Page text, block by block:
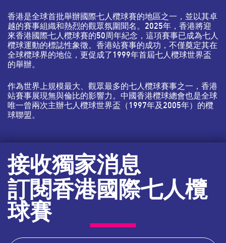
香港是全球首批舉辦國際七人欖球賽的地區之一，並以其卓
越的賽事組織和熱烈的觀眾氛圍聞名。2025年，香港將迎
來香港國際七人欖球賽的50周年紀念，這項賽事已成為七人
欖球運動的標誌性象徵。香港站賽事的成功，不僅奠定其在
全球欖球界的地位，更促成了1999年首屆七人欖球世界盃
的舉辦。
作為世界上規模最大、觀眾最多的七人欖球賽事之一，香港
站賽事展現無與倫比的影響力。中國香港欖球總會也是全球
唯一曾兩次主辦七人欖球世界盃（1997年及2005年）的欖
球聯盟。
接收獨家消息
訂閱香港國際七人欖
球賽